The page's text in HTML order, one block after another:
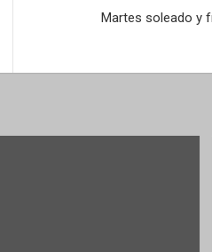
Martes soleado y